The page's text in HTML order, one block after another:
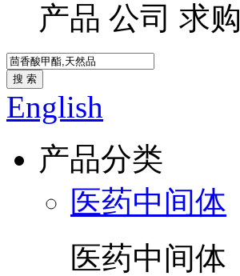
产品 公司 求购
搜 索
English
产品分类
医药中间体
医药中间体